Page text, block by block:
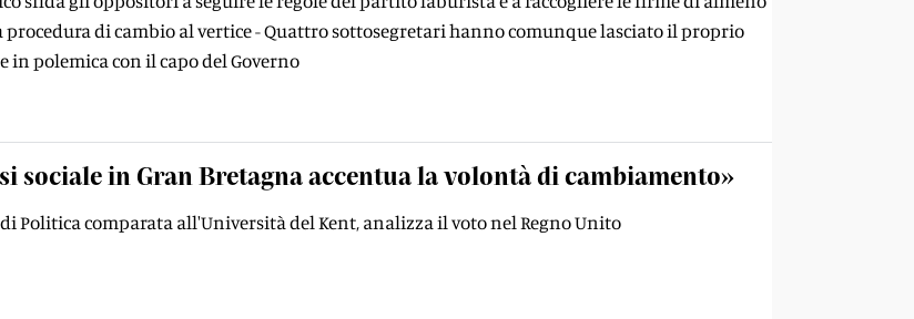
di cambio al vertice - Quattro sottosegretari hanno comunque lasciato il proprio
in polemica con il capo del Governo
sociale in Gran Bretagna accentua la volontà di cambiamento»
Politica comparata all'Università del Kent, analizza il voto nel Regno Unito